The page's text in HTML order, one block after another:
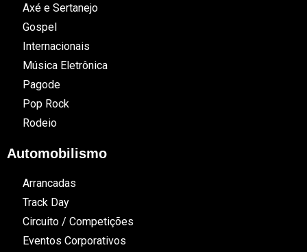
Axé e Sertanejo
Gospel
Internacionais
Música Eletrônica
Pagode
Pop Rock
Rodeio
Automobilismo
Arrancadas
Track Day
Circuito / Competições
Eventos Corporativos